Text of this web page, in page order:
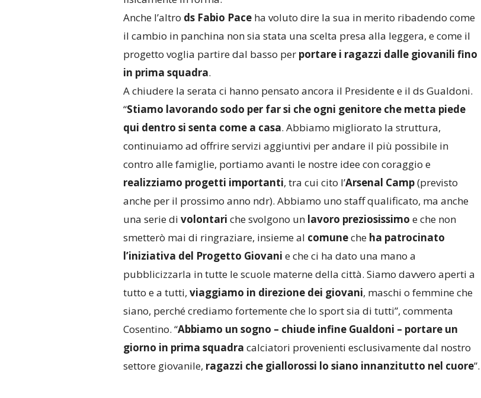
Anche l’altro ds Fabio Paceha voluto dire la sua in merito ribadendo come
il cambio in panchina non sia stata una scelta presa alla leggera, e come il
progetto voglia partire dal basso per portare i ragazzi dalle giovanili fino
in prima squadra.
A chiudere la serata ci hanno pensato ancora il Presidente e il ds Gualdoni.
“Stiamo lavorando sodo per far si che ogni genitore che metta piede
qui dentro si senta come a casa. Abbiamo migliorato la struttura,
continuiamo ad offrire servizi aggiuntivi per andare il più possibile in
contro alle famiglie, portiamo avanti le nostre idee con coraggio e
realizziamo progetti importanti, tra cui cito l’Arsenal Camp(previsto
anche per il prossimo anno ndr). Abbiamo uno staff qualificato, ma anche
una serie di volontari che svolgono un lavoro preziosissimo e che non
smetterò mai di ringraziare, insieme al comuneche ha patrocinato
l’iniziativa del Progetto Giovani e che ci ha dato una mano a
pubblicizzarla in tutte le scuole materne della città. Siamo davvero aperti a
tutto e a tutti, viaggiamo in direzione dei giovani, maschi o femmine che
siano, perché crediamo fortemente che lo sport sia di tutti”, commenta
Cosentino. “Abbiamo un sogno – chiude infine Gualdoni – portare un
giorno in prima squadra calciatori provenienti esclusivamente dal nostro
settore giovanile, ragazzi che giallorossi lo siano innanzitutto nel cuore”.